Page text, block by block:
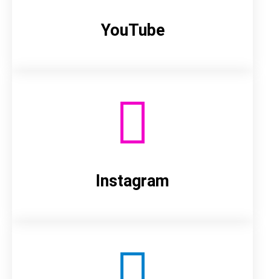
YouTube
Instagram